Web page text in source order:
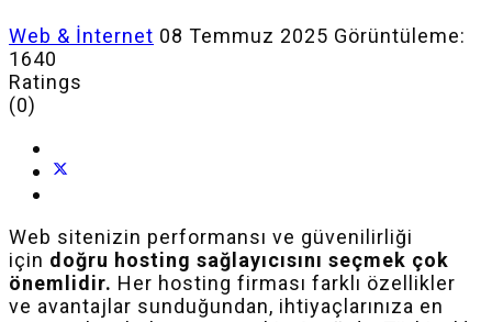
Web & İnternet 08 Temmuz 2025 Görüntüleme:
1640
Ratings
(0)
Web sitenizin performansı ve güvenilirliği
için doğru hosting sağlayıcısını seçmek çok
önemlidir. Her hosting firması farklı özellikler
ve avantajlar sunduğundan, ihtiyaçlarınıza en